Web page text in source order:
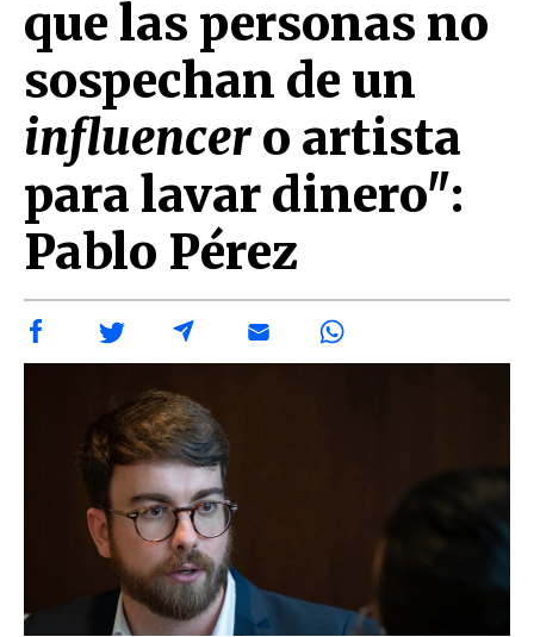
que las personas no
sospechan de un
influencero artista
para lavar dinero":
Pablo Pérez